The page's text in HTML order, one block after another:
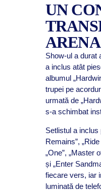
UN
Show-ul a durat
a inclus atât
albumul
trupei pe
urmată de
s-a schimbat
Setlistul a
Remains”,
„One”, „Master
și „Enter
fiecare vers, iar
luminată de